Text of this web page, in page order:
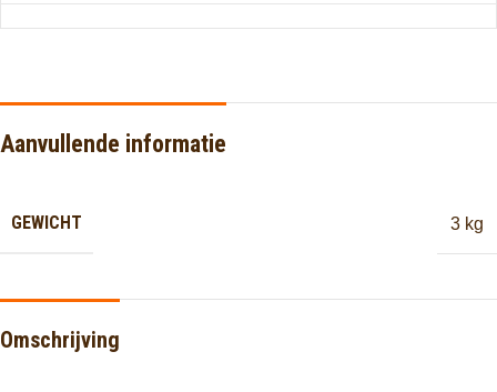
Aanvullende informatie
GEWICHT 3 kg
Omschrijving